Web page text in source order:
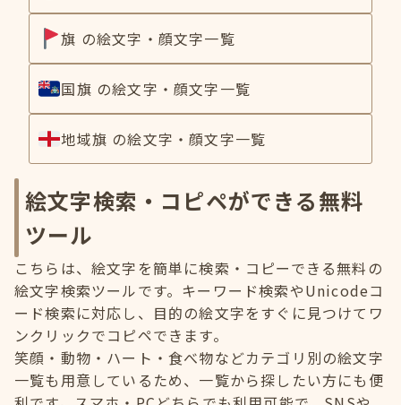
旗 の絵文字・顔文字一覧
国旗 の絵文字・顔文字一覧
地域旗 の絵文字・顔文字一覧
絵文字検索・コピペができる無料
ツール
こちらは、絵文字を簡単に検索・コピーできる無料の
絵文字検索ツールです。キーワード検索やUnicodeコ
ード検索に対応し、目的の絵文字をすぐに見つけてワ
ンクリックでコピペできます。
笑顔・動物・ハート・食べ物などカテゴリ別の絵文字
一覧も用意しているため、一覧から探したい方にも便